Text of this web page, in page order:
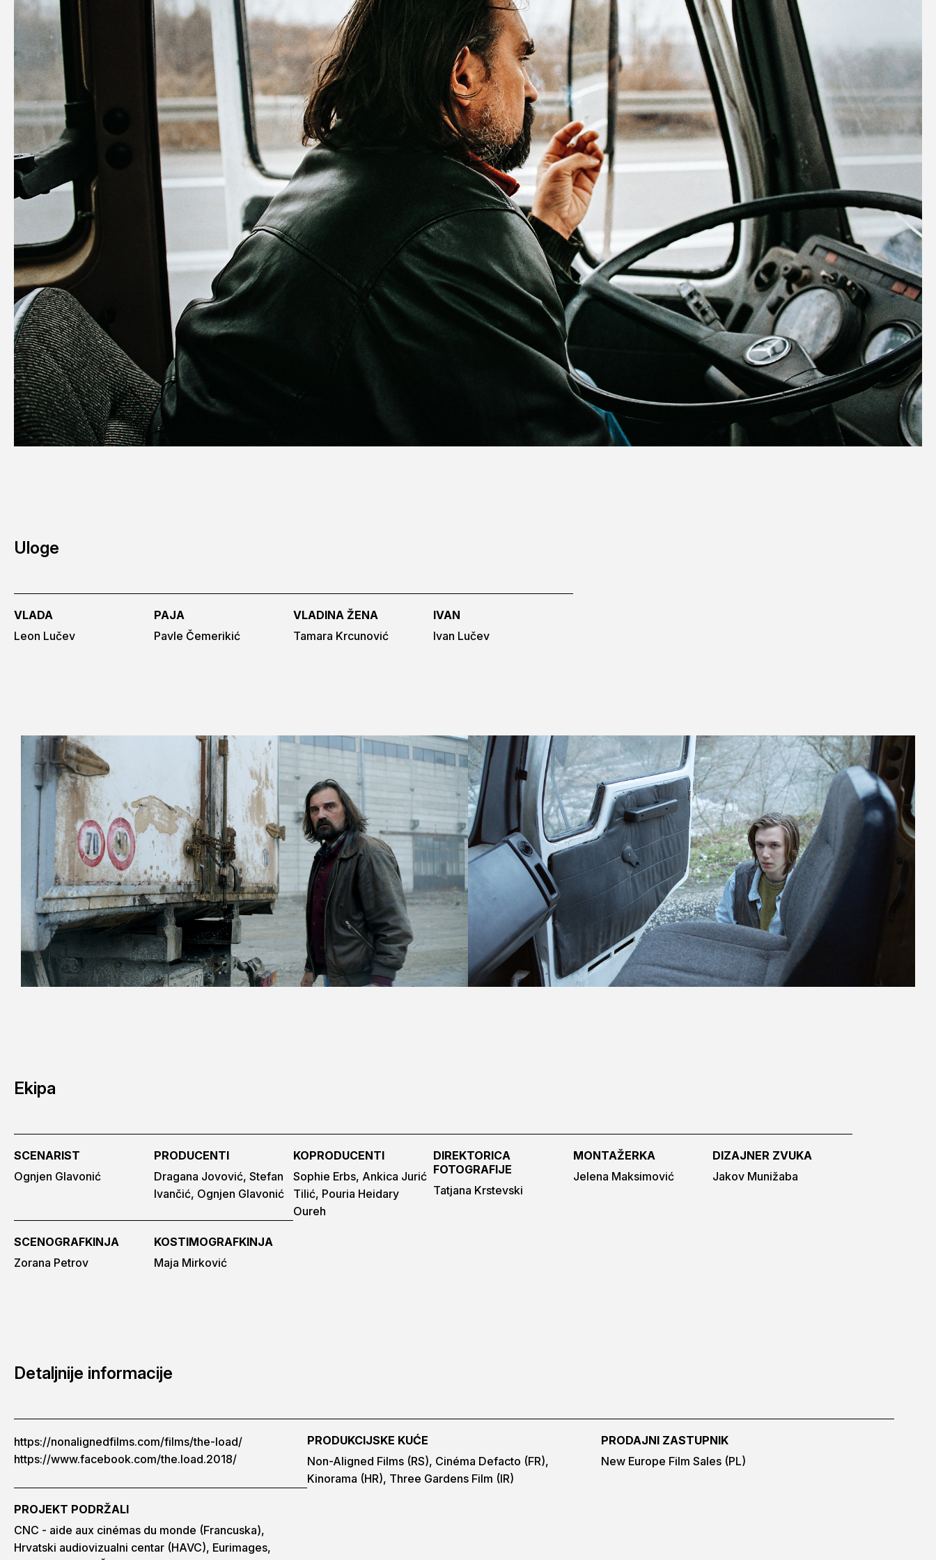
Uloge
VLADA
Leon Lučev
PAJA
Pavle Čemerikić
VLADINA ŽENA
Tamara Krcunović
IVAN
Ivan Lučev
Ekipa
SCENARIST
Ognjen Glavonić
PRODUCENTI
Dragana Jovović, Stefan
Ivančić, Ognjen Glavonić
KOPRODUCENTI
Sophie Erbs, Ankica Jurić
Tilić, Pouria Heidary
Oureh
DIREKTORICA
FOTOGRAFIJE
Tatjana Krstevski
MONTAŽERKA
Jelena Maksimović
DIZAJNER ZVUKA
Jakov Munižaba
SCENOGRAFKINJA
Zorana Petrov
KOSTIMOGRAFKINJA
Maja Mirković
Detaljnije informacije
https://nonalignedfilms.com/films/the-load/
https://www.facebook.com/the.load.2018/
PRODUKCIJSKE KUĆE
Non-Aligned Films (RS), Cinéma Defacto (FR),
Kinorama (HR), Three Gardens Film (IR)
PRODAJNI ZASTUPNIK
New Europe Film Sales (PL)
PROJEKT PODRŽALI
CNC - aide aux cinémas du monde (Francuska),
Hrvatski audiovizualni centar (HAVC), Eurimages,